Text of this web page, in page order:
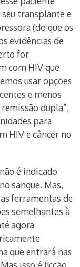
transplante e
(do que os
evidências de
for
com HIV que
usar opções
e menos
dupla”,
para
HIV e câncer no
é indicado
sangue. Mas,
ferramentas de
semelhantes à
agora
que entrará nas